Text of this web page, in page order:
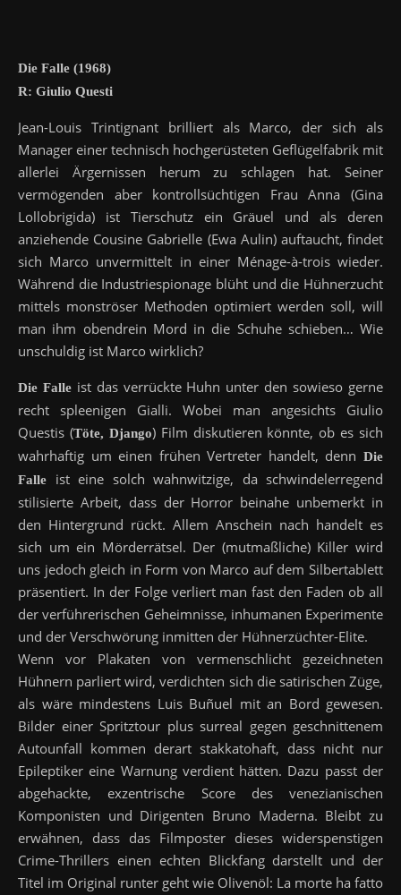
Die Falle (1968)
R: Giulio Questi
Jean-Louis Trintignant brilliert als Marco, der sich als
Manager einer technisch hochgerüsteten Geflügelfabrik mit
allerlei Ärgernissen herum zu schlagen hat. Seiner
vermögenden aber kontrollsüchtigen Frau Anna (Gina
Lollobrigida) ist Tierschutz ein Gräuel und als deren
anziehende Cousine Gabrielle (Ewa Aulin) auftaucht, findet
sich Marco unvermittelt in einer Ménage-à-trois wieder.
Während die Industriespionage blüht und die Hühnerzucht
mittels monströser Methoden optimiert werden soll, will
man ihm obendrein Mord in die Schuhe schieben… Wie
unschuldig ist Marco wirklich?
Die Falleist das verrückte Huhn unter den sowieso gerne
recht spleenigen Gialli. Wobei man angesichts Giulio
Questis (Töte, Django) Film diskutieren könnte, ob es sich
wahrhaftig um einen frühen Vertreter handelt, denn Die
Falle
ist eine solch wahnwitzige, da schwindelerregend
stilisierte Arbeit, dass der Horror beinahe unbemerkt in
den Hintergrund rückt. Allem Anschein nach handelt es
sich um ein Mörderrätsel. Der (mutmaßliche) Killer wird
uns jedoch gleich in Form von Marco auf dem Silbertablett
präsentiert. In der Folge verliert man fast den Faden ob all
der verführerischen Geheimnisse, inhumanen Experimente
und der Verschwörung inmitten der Hühnerzüchter-Elite.
Wenn vor Plakaten von vermenschlicht gezeichneten
Hühnern parliert wird, verdichten sich die satirischen Züge,
als wäre mindestens Luis Buñuel mit an Bord gewesen.
Bilder einer Spritztour plus surreal gegen geschnittenem
Autounfall kommen derart stakkatohaft, dass nicht nur
Epileptiker eine Warnung verdient hätten. Dazu passt der
abgehackte, exzentrische Score des venezianischen
Komponisten und Dirigenten Bruno Maderna. Bleibt zu
erwähnen, dass das Filmposter dieses widerspenstigen
Crime-Thrillers einen echten Blickfang darstellt und der
Titel im Original runter geht wie Olivenöl: La morte ha fatto